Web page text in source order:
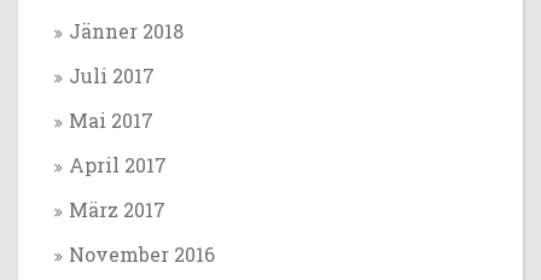
Jänner 2018
Juli 2017
Mai 2017
April 2017
März 2017
November 2016